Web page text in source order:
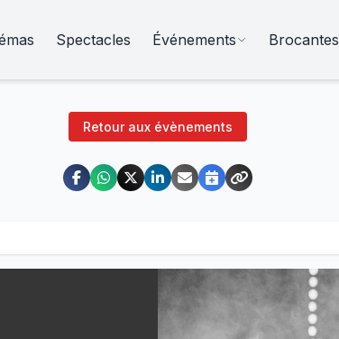
Spectacles Événements Brocantes
Retour aux évènements